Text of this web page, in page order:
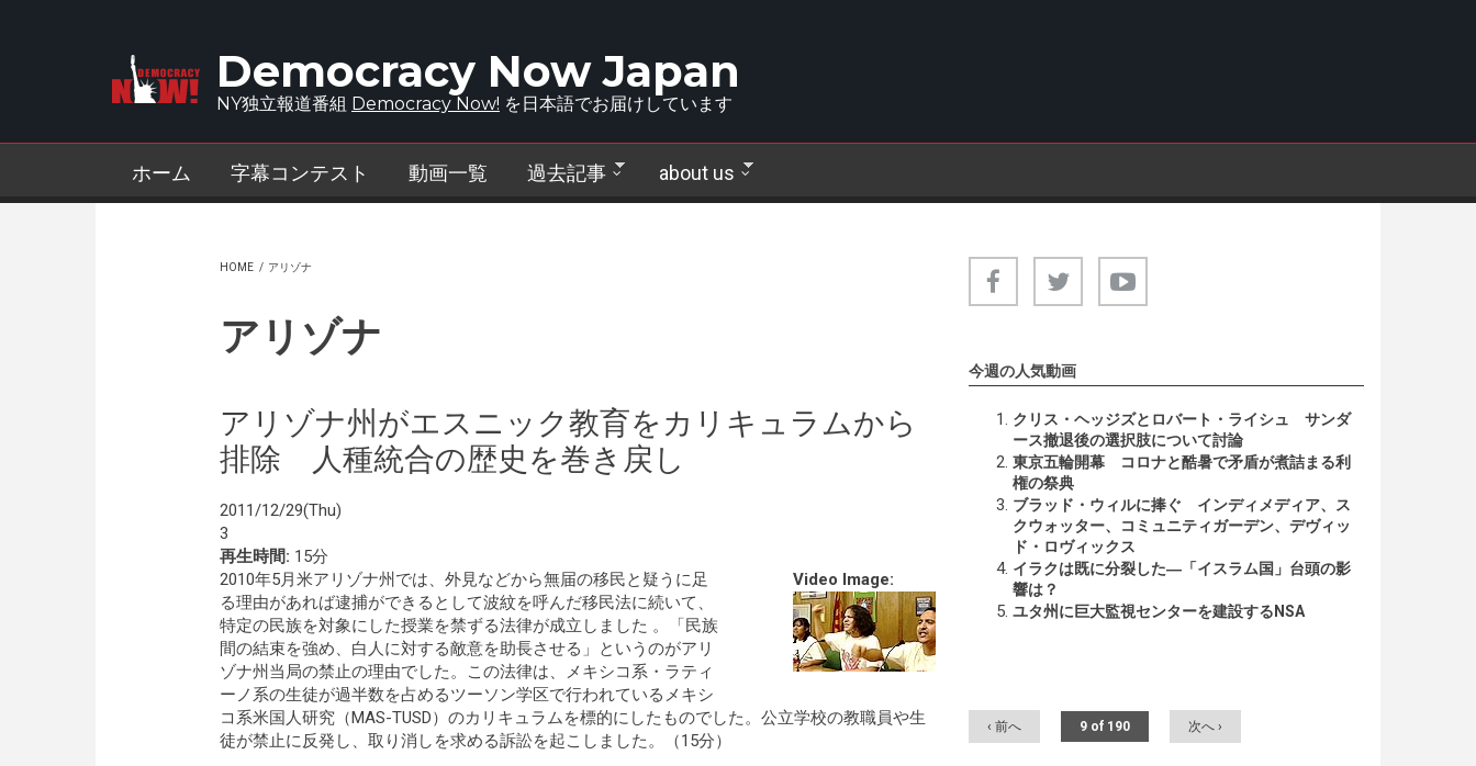
Democracy Now Japan
NY独立報道番組 Democracy Now! を日本語でお届けしています
ホーム 字幕コンテスト 動画一覧 過去記事 about us
HOME / アリゾナ
アリゾナ
アリゾナ州がエスニック教育をカリキュラムから
排除 人種統合の歴史を巻き戻し
2011/12/29(Thu)
3
再生時間: 15分
Video Image:
2010年5月米アリゾナ州では、外見などから無届の移民と疑うに足
る理由があれば逮捕ができるとして波紋を呼んだ移民法に続いて、
特定の民族を対象にした授業を禁ずる法律が成立しました 。「民族
間の結束を強め、白人に対する敵意を助長させる」というのがアリ
ゾナ州当局の禁止の理由でした。この法律は、メキシコ系・ラティ
ーノ系の生徒が過半数を占めるツーソン学区で行われているメキシ
コ系米国人研究（MAS-TUSD）のカリキュラムを標的にしたものでした。公立学校の教職員や生
徒が禁止に反発し、取り消しを求める訴訟を起こしました。（15分）
今週の人気動画
クリス・ヘッジズとロバート・ライシュ サンダ
ース撤退後の選択肢について討論
東京五輪開幕 コロナと酷暑で矛盾が煮詰まる利
権の祭典
ブラッド・ウィルに捧ぐ インディメディア、ス
クウォッター、コミュニティガーデン、デヴィッ
ド・ロヴィックス
イラクは既に分裂した―「イスラム国」台頭の影
響は？
ユタ州に巨大監視センターを建設するNSA
‹ 前へ 9 of 190 次へ ›